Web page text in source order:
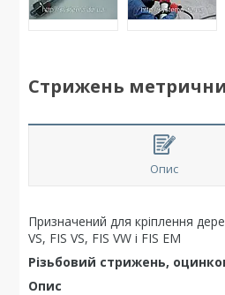
Стрижень
Опис
Призначений для кріплення
VS, FIS VS, FIS VW і FIS EM
Різьбовий стрижень,
Опис